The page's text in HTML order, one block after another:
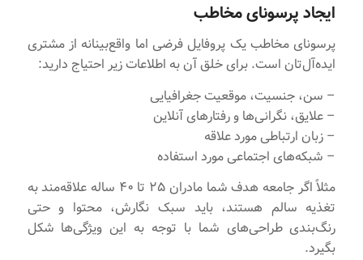
ایجاد پرسونای مخاطب
پرسونای مخاطب یک پروفایل فرضی اما واقع‌بینانه از مشتری
ایده‌آل‌تان است. برای خلق آن به اطلاعات زیر احتیاج دارید:
– سن، جنسیت، موقعیت جغرافیایی
– علایق، نگرانی‌ها و رفتارهای آنلاین
– زبان ارتباطی مورد علاقه
– شبکه‌های اجتماعی مورد استفاده
مثلاً اگر جامعه هدف شما مادران ۲۵ تا ۴۰ ساله علاقه‌مند به
تغذیه سالم هستند، باید سبک نگارش، محتوا و حتی
رنگ‌بندی طراحی‌های شما با توجه به این ویژگی‌ها شکل
بگیرد.